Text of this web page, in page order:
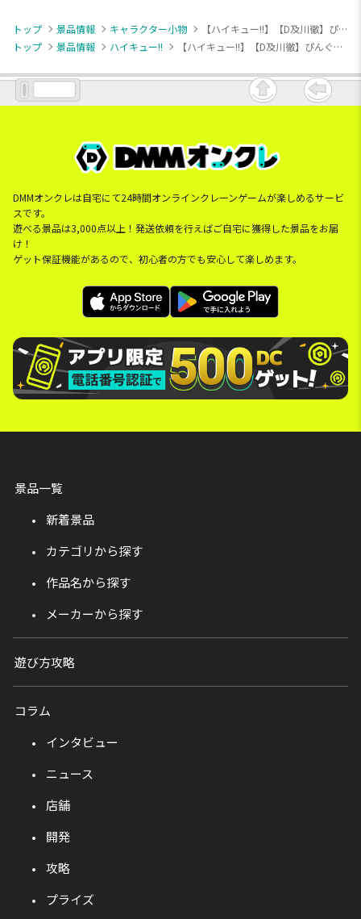
トップ 景品情報 キャラクター小物
【ハイキュー!!】【D及川徹】ぴんぐるみ ハイキュー!! vol.1
トップ
景品情報 ハイキュー!! 【ハイキュー!!】【D及川徹】ぴんぐるみ ハイキュー!! vol.1
DMMオンクレは自宅にて24時間オンラインクレーンゲームが楽しめるサービ
スです。
遊べる景品は3,000点以上！発送依頼を行えばご自宅に獲得した景品をお届
け！
ゲット保証機能があるので、初心者の方でも安心して楽しめます。
景品一覧
新着景品
カテゴリから探す
作品名から探す
メーカーから探す
遊び方攻略
コラム
インタビュー
ニュース
店舗
開発
攻略
プライズ